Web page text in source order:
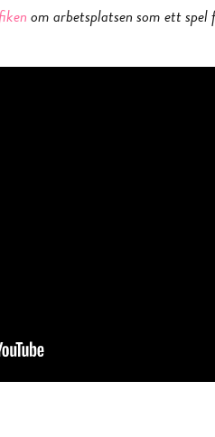
om arbetsplatsen som ett spel